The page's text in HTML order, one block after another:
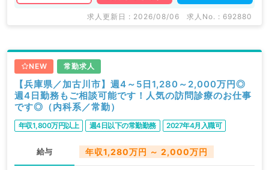
求人更新日 : 2026/08/06 求人No. : 692880
NEW 常勤求人
【兵庫県／加古川市】週4～5日1,280～2,000万円◎
週4日勤務もご相談可能です！人気の訪問診療のお仕事
です◎（内科系／常勤）
年収1,800万円以上 週4日以下の常勤勤務 2027年4月入職可
給与 年収1,280万円 ～ 2,000万円